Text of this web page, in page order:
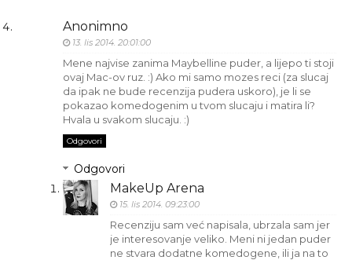
Anonimno
13. lis 2014. 20:01:00
Mene najvise zanima Maybelline puder, a lijepo ti stoji
ovaj Mac-ov ruz. :) Ako mi samo mozes reci (za slucaj
da ipak ne bude recenzija pudera uskoro), je li se
pokazao komedogenim u tvom slucaju i matira li?
Hvala u svakom slucaju. :)
Odgovori
Odgovori
MakeUp Arena
15. lis 2014. 09:23:00
Recenziju sam već napisala, ubrzala sam jer
je interesovanje veliko. Meni ni jedan puder
ne stvara dodatne komedogene, ili ja na to